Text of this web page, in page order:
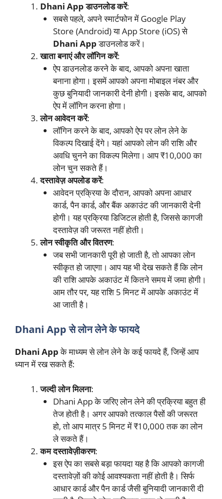
Dhani App डाउनलोड करें:
सबसे पहले, अपने स्मार्टफोन में Google Play
Store (Android) या App Store (iOS) से
Dhani Appडाउनलोड करें।
खाता बनाएं और लॉगिन करें:
ऐप डाउनलोड करने के बाद, आपको अपना खाता
बनाना होगा। इसमें आपको अपना मोबाइल नंबर और
कुछ बुनियादी जानकारी देनी होगी। इसके बाद, आपको
ऐप में लॉगिन करना होगा।
लोन आवेदन करें:
लॉगिन करने के बाद, आपको ऐप पर लोन लेने के
विकल्प दिखाई देंगे। यहां आपको लोन की राशि और
अवधि चुनने का विकल्प मिलेगा। आप ₹10,000 का
लोन चुन सकते हैं।
दस्तावेज़ अपलोड करें:
आवेदन प्रक्रिया के दौरान, आपको अपना आधार
कार्ड, पैन कार्ड, और बैंक अकाउंट की जानकारी देनी
होगी। यह प्रक्रिया डिजिटल होती है, जिससे कागजी
दस्तावेज़ की जरूरत नहीं होती।
लोन स्वीकृति और वितरण:
जब सभी जानकारी पूरी हो जाती है, तो आपका लोन
स्वीकृत हो जाएगा। आप यह भी देख सकते हैं कि लोन
की राशि आपके अकाउंट में कितने समय में जमा होगी।
आम तौर पर, यह राशि 5 मिनट में आपके अकाउंट में
आ जाती है।
Dhani App से लोन लेने के फायदे
Dhani Appके माध्यम से लोन लेने के कई फायदे हैं, जिन्हें आप
ध्यान में रख सकते हैं:
जल्दी लोन मिलना:
Dhani App के जरिए लोन लेने की प्रक्रिया बहुत ही
तेज होती है। अगर आपको तत्काल पैसों की जरूरत
हो, तो आप मात्र 5 मिनट में ₹10,000 तक का लोन
ले सकते हैं।
कम दस्तावेज़ीकरण:
इस ऐप का सबसे बड़ा फायदा यह है कि आपको कागजी
दस्तावेज़ों की कोई आवश्यकता नहीं होती है। सिर्फ
आधार कार्ड और पैन कार्ड जैसी बुनियादी जानकारी दी